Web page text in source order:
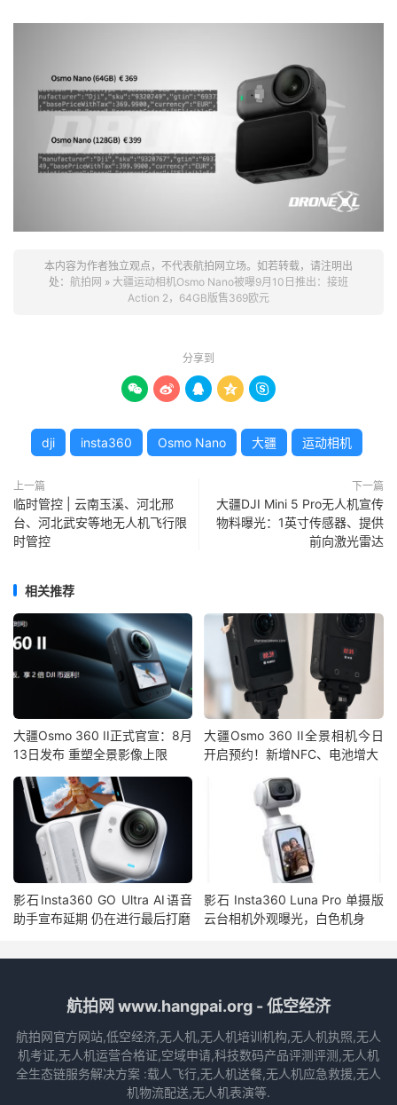
本内容为作者独立观点，不代表航拍网立场。如若转载，请注明出
处： 航拍网 » 大疆运动相机Osmo Nano被曝9月10日推出：接班
Action 2，64GB版售369欧元
分享到
    
dji insta360 Osmo Nano 大疆 运动相机
上一篇
临时管控 | 云南玉溪、河北邢
台、河北武安等地无人机飞行限
时管控
下一篇
大疆DJI Mini 5 Pro无人机宣传
物料曝光：1英寸传感器、提供
前向激光雷达
相关推荐
大疆Osmo 360 II正式官宣：8月
13日发布 重塑全景影像上限
大疆Osmo 360 II全景相机今日
开启预约！新增NFC、电池增大
影石Insta360 GO Ultra AI语音
助手宣布延期 仍在进行最后打磨
影石 Insta360 Luna Pro 单摄版
云台相机外观曝光，白色机身
航拍网 www.hangpai.org - 低空经济
航拍网官方网站,低空经济,无人机,无人机培训机构,无人机执照,无人
机考证,无人机运营合格证,空域申请,科技数码产品评测评测,无人机
全生态链服务解决方案 :载人飞行,无人机送餐,无人机应急救援,无人
机物流配送,无人机表演等.